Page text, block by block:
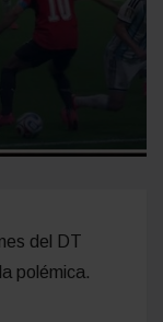
del DT
polémica.